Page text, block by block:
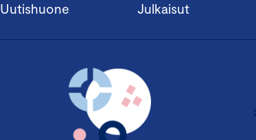
Uutishuone Julkaisut